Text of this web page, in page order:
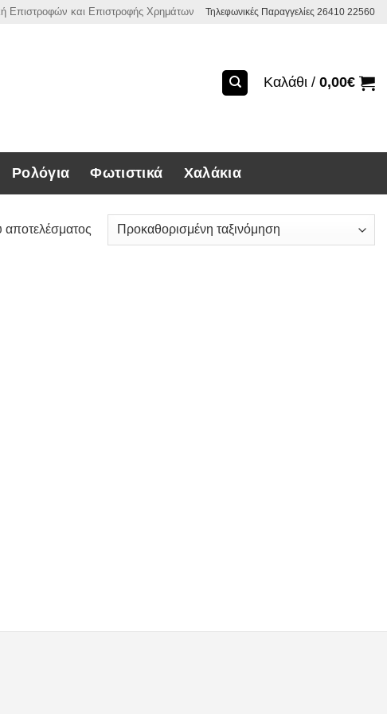
Επιστροφών και Επιστροφής Χρημάτων Τηλεφωνικές Παραγγελίες 26410 22560
Καλάθι / 0,00€
Ρολόγια Φωτιστικά Χαλάκια
αποτελέσματος